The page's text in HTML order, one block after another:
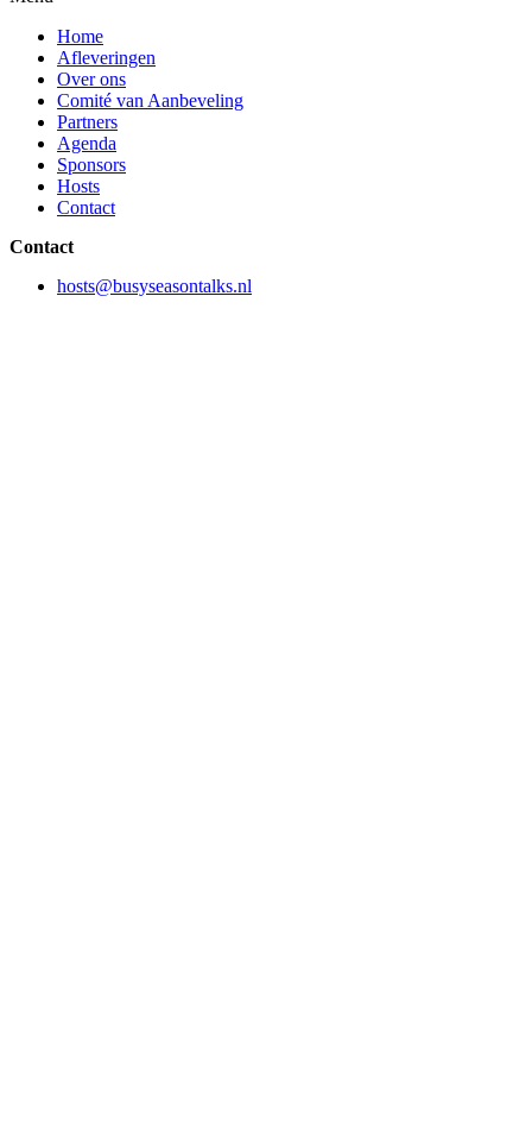
Home
Afleveringen
Over ons
Comité van Aanbeveling
Partners
Agenda
Sponsors
Hosts
Contact
Contact
hosts@busyseasontalks.nl